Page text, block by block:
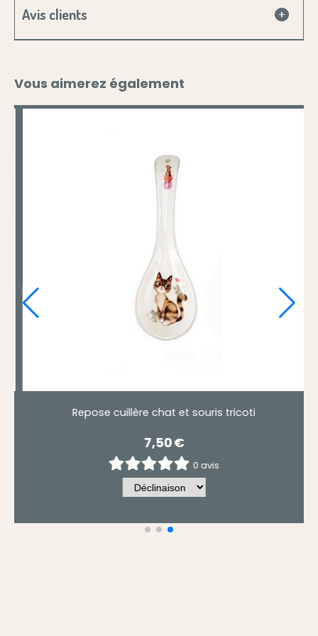
Avis clients
Vous aimerez également
Théière égoïste chat et souris tricoti.
24,50€
0 avis